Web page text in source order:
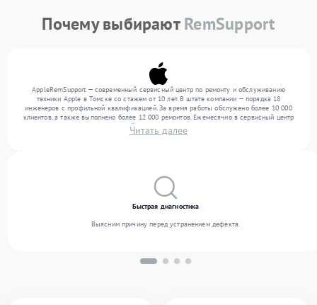
Почему выбираютRemSupport
AppleRemSupport — современный сервисный центр по ремонту и обслуживанию
техники Apple в Томске со стажем от 10 лет. В штате компании — порядка 18
инженеров с профильной квалификацией. За время работы обслужено более 10 000
клиентов, а также выполнено более 12 000 ремонтов. Ежемесячно в сервисный центр
поступает более 300 обращений, включая , , . Мы работаем с широким спектром
неисправностей и обеспечиваем надежный результат благодаря отлаженным
Читать далее
Быстрая диагностика
Выясним причину перед устранением дефекта.